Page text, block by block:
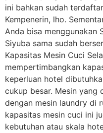
ini bahkan sudah
Kempenerin, lho.
Anda bisa menggunakan
Siyuba sama sudah
Kapasitas Mesin Cuci
mempertimbangkan
keperluan hotel
cukup besar. Mesin yang
dengan mesin laundry di
kapasitas mesin cuci ini
kebutuhan atau skala